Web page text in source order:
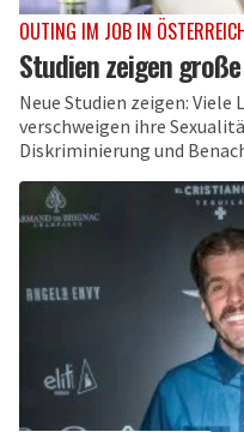
OUTING IM JOB IN
Studien zeigen
Neue Studien zeigen: Viele
verschweigen ihre
Diskriminierung und